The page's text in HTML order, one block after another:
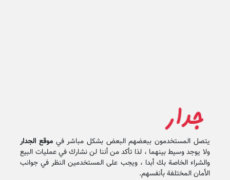
يتصل المستخدمون ببعضهم البعض بشكل مباشر في موقع الجدار
ولا يوجد وسيط بينهما ، لذا تأكد من أننا لن نشارك في عمليات البيع
والشراء الخاصة بك أبدا ، ويجب على المستخدمين النظر في جوانب
الأمان المختلفة بأنفسهم.